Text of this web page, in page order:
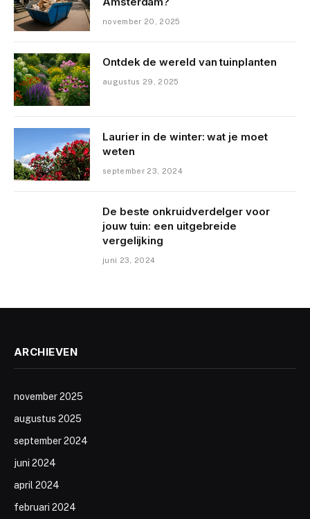
november 20, 2025
Ontdek de wereld van tuinplanten
augustus 29, 2025
Laurier in de winter: wat je moet
weten
september 23, 2024
De beste onkruidverdelger voor
jouw tuin: een uitgebreide
vergelijking
juni 23, 2024
ARCHIEVEN
november 2025
augustus 2025
september 2024
juni 2024
april 2024
februari 2024